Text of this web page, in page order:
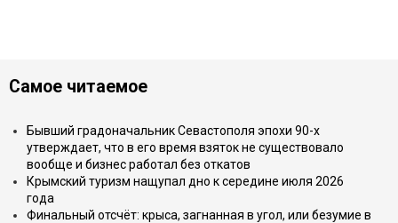
Самое читаемое
Бывший градоначальник Севастополя эпохи 90-х
утверждает, что в его время взяток не существовало
вообще и бизнес работал без откатов
Крымский туризм нащупал дно к середине июля 2026
года
Финальный отсчёт: крыса, загнанная в угол, или безумие в